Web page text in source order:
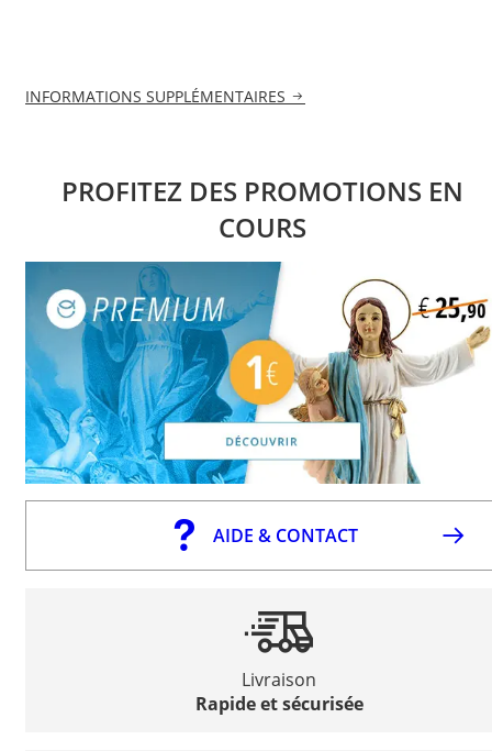
INFORMATIONS SUPPLÉMENTAIRES
PROFITEZ DES PROMOTIONS EN
COURS
AIDE & CONTACT
Livraison
Rapide et sécurisée